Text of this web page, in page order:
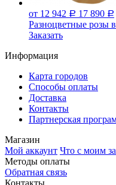
от 12 942 Р 17 890 Р
Разноцветные розы
Заказать
Информация
Карта городов
Способы оплаты
Доставка
Контакты
Партнерская
Магазин
Мой аккаунт Что с моим
Методы оплаты
Обратная связь